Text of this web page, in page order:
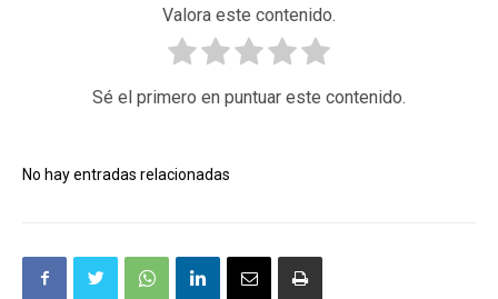
Valora este contenido.
Sé el primero en puntuar este contenido.
No hay entradas relacionadas